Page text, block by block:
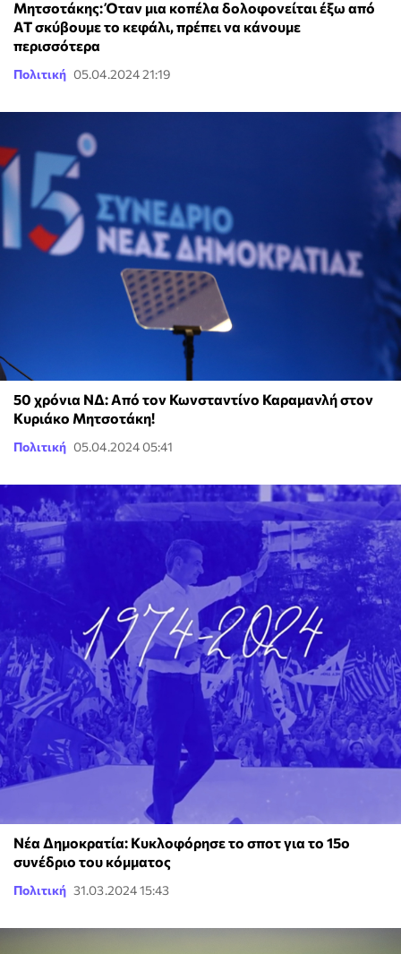
Μητσοτάκης: Όταν μια κοπέλα δολοφονείται έξω από
ΑΤ σκύβουμε το κεφάλι, πρέπει να κάνουμε
περισσότερα
Πολιτική 05.04.2024 21:19
50 χρόνια ΝΔ: Από τον Κωνσταντίνο Καραμανλή στον
Κυριάκο Μητσοτάκη!
Πολιτική 05.04.2024 05:41
Νέα Δημοκρατία: Κυκλοφόρησε το σποτ για το 15o
συνέδριο του κόμματος
Πολιτική 31.03.2024 15:43